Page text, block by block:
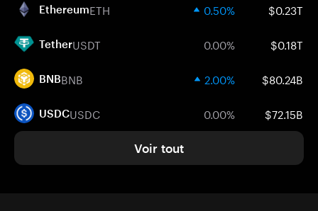
EthereumETH 0.50% $0.23T
TetherUSDT 0.00% $0.18T
BNBBNB 2.00% $80.24B
USDCUSDC 0.00% $72.15B
Voir tout